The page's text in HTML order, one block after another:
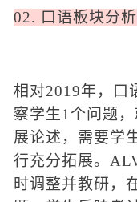
02. 口语板块分析
相对2019年，口
察学生1个问题，
展论述 ，需要学
行充分拓展。
时调整并教研，